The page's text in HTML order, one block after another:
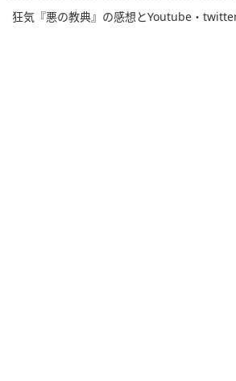
狂気『悪の教典』の感想とYoutube・